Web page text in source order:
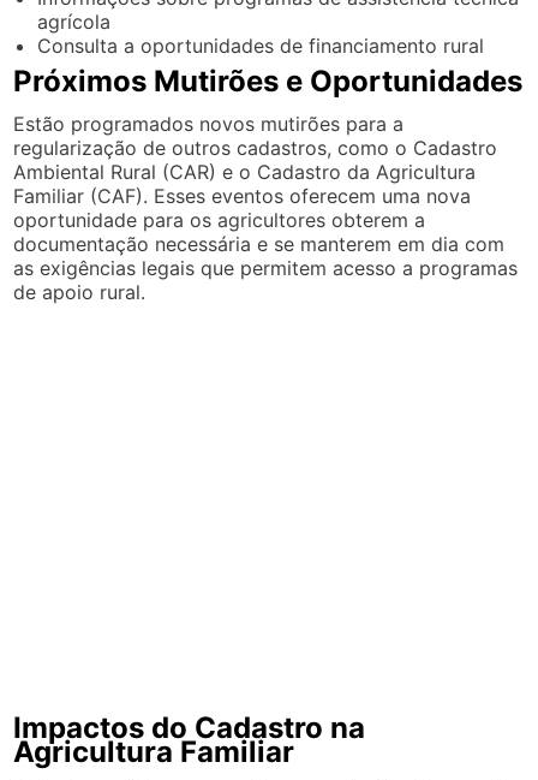
agrícola
Consulta a oportunidades de financiamento rural
Próximos Mutirões e Oportunidades
Estão programados novos mutirões para a
regularização de outros cadastros, como o Cadastro
Ambiental Rural (CAR) e o Cadastro da Agricultura
Familiar (CAF). Esses eventos oferecem uma nova
oportunidade para os agricultores obterem a
documentação necessária e se manterem em dia com
as exigências legais que permitem acesso a programas
de apoio rural.
Impactos do Cadastro na
Agricultura Familiar